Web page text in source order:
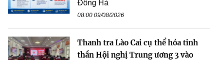
Đông Hà
08:00 09/08/2026
Thanh tra Lào Cai cụ thể hóa tinh
thần Hội nghị Trung ương 3 vào